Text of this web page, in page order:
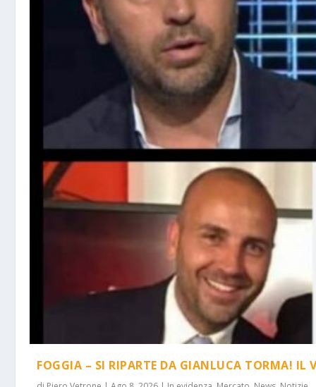
FOGGIA – SI RIPARTE DA GIANLUCA TORMA! IL